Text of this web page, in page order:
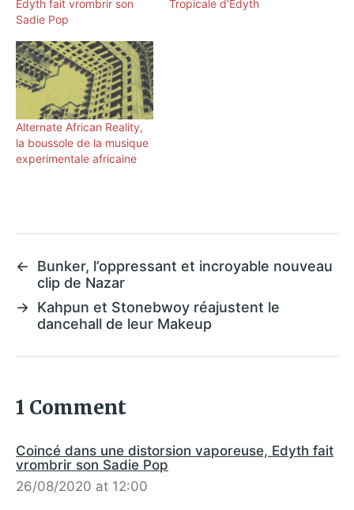
Edyth fait vrombrir son
Sadie Pop
Tropicale d’Edyth
Alternate African Reality,
la boussole de la musique
experimentale africaine
←
Bunker, l’oppressant et incroyable nouveau
clip de Nazar
→ Kahpun et Stonebwoy réajustent le
dancehall de leur Makeup
1 Comment
Coincé dans une distorsion vaporeuse, Edyth fait
vrombrir son Sadie Pop
26/08/2020 at 12:00